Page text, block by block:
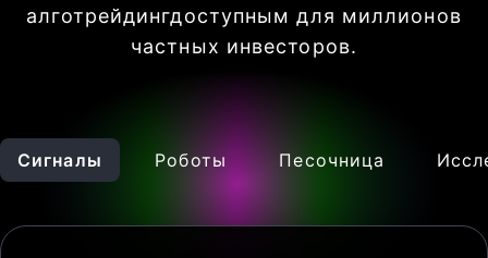
алготрейдингдоступным для миллионов
частных инвесторов.
Сигналы Роботы Песочница